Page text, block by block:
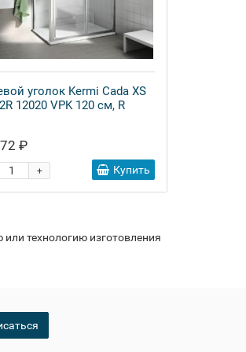
уголок Kermi Cada XS
12020 VPK 120 см, R
₽
+ Купить
технологию изготовления